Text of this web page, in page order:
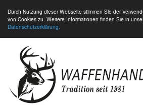
Durch Nutzung dieser Webseite stimmen Sie der
von Cookies zu. Weitere Informationen finden Sie in
Datenschutzerklärung.